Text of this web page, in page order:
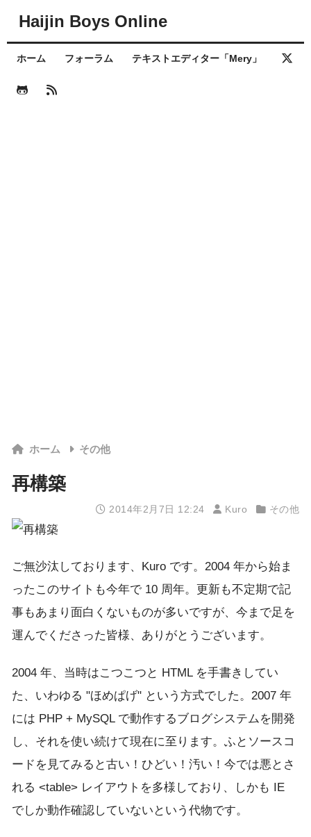
Haijin Boys Online
ホーム フォーラム テキストエディター「Mery」
ホーム その他
再構築
2014年2月7日 12:24 Kuro その他
ご無沙汰しております、Kuro です。2004 年から始ま
ったこのサイトも今年で 10 周年。更新も不定期で記
事もあまり面白くないものが多いですが、今まで足を
運んでくださった皆様、ありがとうございます。
2004 年、当時はこつこつと HTML を手書きしてい
た、いわゆる "ほめぱげ" という方式でした。2007 年
には PHP + MySQL で動作するブログシステムを開発
し、それを使い続けて現在に至ります。ふとソースコ
ードを見てみると古い！ひどい！汚い！今では悪とさ
れる <table> レイアウトを多様しており、しかも IE
でしか動作確認していないという代物です。